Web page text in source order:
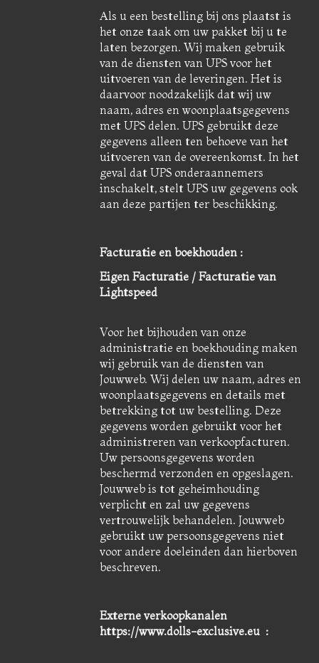
Als u een bestelling bij ons plaatst is
het onze taak om uw pakket bij u te
laten bezorgen. Wij maken gebruik
van de diensten van UPS voor het
uitvoeren van de leveringen. Het is
daarvoor noodzakelijk dat wij uw
naam, adres en woonplaatsgegevens
met UPS delen. UPS gebruikt deze
gegevens alleen ten behoeve van het
uitvoeren van de overeenkomst. In het
geval dat UPS onderaannemers
inschakelt, stelt UPS uw gegevens ook
aan deze partijen ter beschikking.
Facturatie en boekhouden :
Eigen Facturatie / Facturatie van
Lightspeed
Voor het bijhouden van onze
administratie en boekhouding maken
wij gebruik van de diensten van
Jouwweb. Wij delen uw naam, adres en
woonplaatsgegevens en details met
betrekking tot uw bestelling. Deze
gegevens worden gebruikt voor het
administreren van verkoopfacturen.
Uw persoonsgegevens worden
beschermd verzonden en opgeslagen.
Jouwweb is tot geheimhouding
verplicht en zal uw gegevens
vertrouwelijk behandelen. Jouwweb
gebruikt uw persoonsgegevens niet
voor andere doeleinden dan hierboven
beschreven.
Externe verkoopkanalen
https://www.dolls-exclusive.eu :